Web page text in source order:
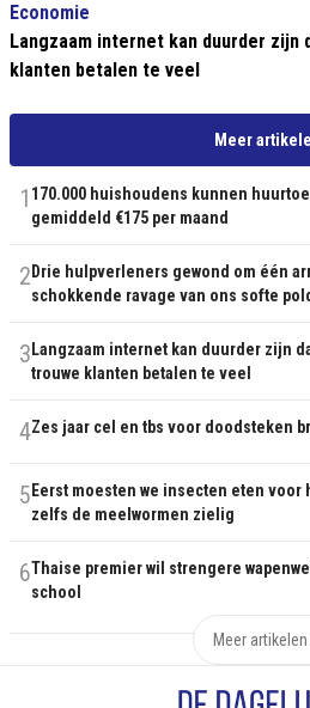
Economie
Langzaam internet kan duurder zijn
klanten betalen te veel
Meer
1 170.000 huishoudens kunnen
gemiddeld €175 per maand
2 Drie hulpverleners gewond om één
schokkende ravage van ons softe
3 Langzaam internet kan duurder zijn
trouwe klanten betalen te veel
4Zes jaar cel en tbs voor doodsteken
5 Eerst moesten we insecten eten voor
zelfs de meelwormen zielig
6Thaise premier wil strengere
school
Meer artikelen